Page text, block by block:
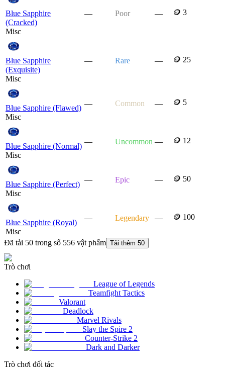
Blue Sapphire
(Cracked)
Misc
— Poor — 🪙 3
Blue Sapphire
(Exquisite)
Misc
— Rare — 🪙 25
Blue Sapphire (Flawed)
Misc
— Common — 🪙 5
Blue Sapphire (Normal)
Misc
— Uncommon — 🪙 12
Blue Sapphire (Perfect)
Misc
— Epic — 🪙 50
Blue Sapphire (Royal)
Misc
— Legendary — 🪙 100
Đã tải 50 trong số 556 vật phẩm Tải thêm 50
Trò chơi
League of Legends
Teamfight Tactics
Valorant
Deadlock
Marvel Rivals
Slay the Spire 2
Counter-Strike 2
Dark and Darker
Trò chơi đối tác